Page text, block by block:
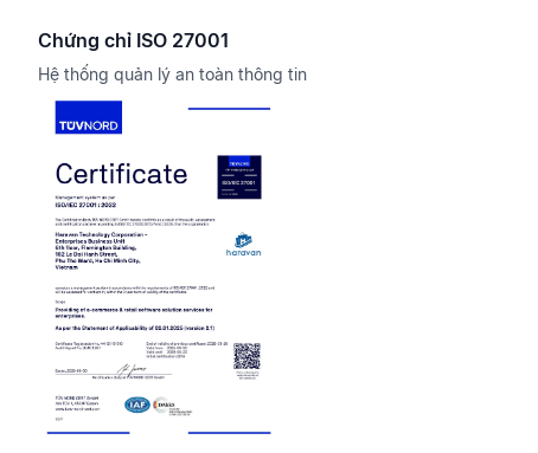
Chứng chỉ ISO 27001
Hệ thống quản lý an toàn thông tin